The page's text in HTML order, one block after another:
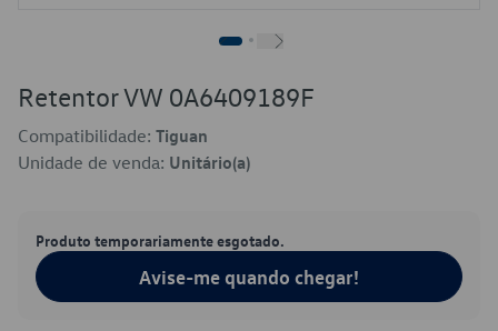
Retentor VW 0A6409189F
Compatibilidade: Tiguan
Unidade de venda: Unitário(a)
Produto temporariamente esgotado.
Avise-me quando chegar!